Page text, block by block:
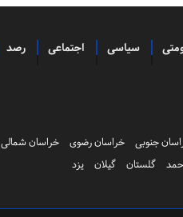
سیاسی اجتماعی رصد
جنوبی خراسان رضوی خراسان شمالی
گلستان گیلان یزد